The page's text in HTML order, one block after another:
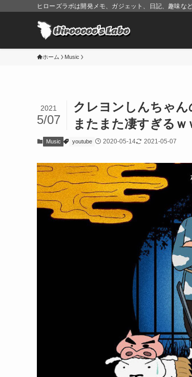
ヒローズラボは開発メモ、ガジェット、日記、趣味な
ホーム Music
クレヨンしんちゃん
またまた凄すぎるｗ
2021
5/07
Music youtube 2020-05-14 2021-05-07